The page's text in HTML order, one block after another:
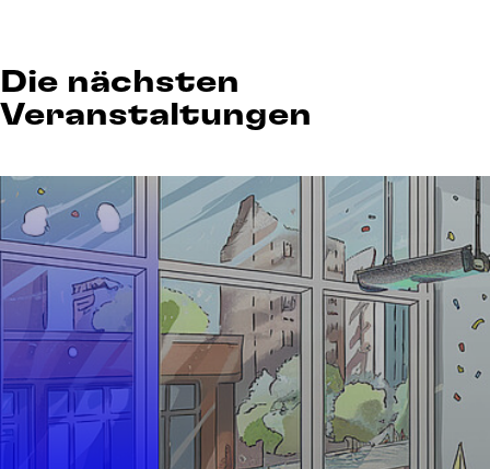
Die nächsten
Veranstaltungen